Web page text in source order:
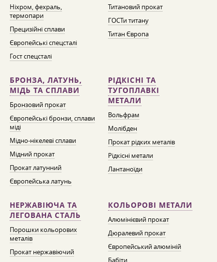
Ніхром, фехраль,
термопари
Прецизійні сплави
Європейські спецсталі
Гост спецсталі
Титановий прокат
ГОСТи титану
Титан Європа
БРОНЗА, ЛАТУНЬ,
МІДЬ ТА СПЛАВИ
Бронзовий прокат
Європейські бронзи, сплави
міді
Мідно-нікелеві сплави
Мідний прокат
Прокат латунний
Європейська латунь
РІДКІСНІ ТА
ТУГОПЛАВКІ
МЕТАЛИ
Вольфрам
Молібден
Прокат рідких металів
Рідкісні метали
Лантаноїди
НЕРЖАВІЮЧА ТА
ЛЕГОВАНА СТАЛЬ
Порошки кольорових
металів
Прокат нержавіючий
КОЛЬОРОВІ МЕТАЛИ
Алюмінієвий прокат
Дюралевий прокат
Європейський алюміній
Бабіти